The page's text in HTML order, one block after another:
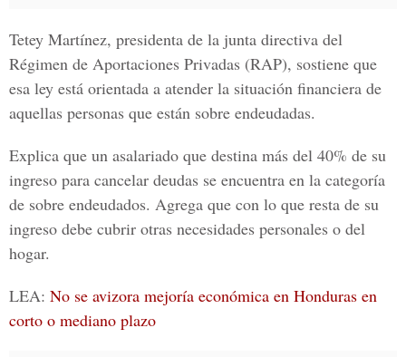
Tetey Martínez, presidenta de la junta directiva del
Régimen de Aportaciones Privadas (RAP), sostiene que
esa ley está orientada a atender la situación financiera de
aquellas personas que están sobre endeudadas.
Explica que un asalariado que destina más del 40% de su
ingreso para cancelar deudas se encuentra en la categoría
de sobre endeudados. Agrega que con lo que resta de su
ingreso debe cubrir otras necesidades personales o del
hogar.
LEA: No se avizora mejoría económica en Honduras en
corto o mediano plazo